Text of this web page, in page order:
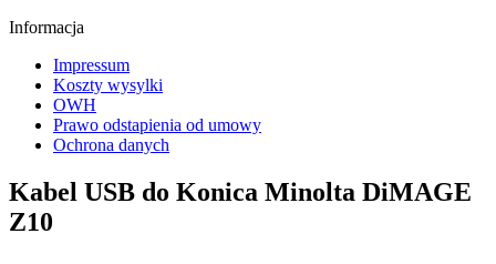
Informacja
Impressum
Koszty wysylki
OWH
Prawo odstapienia od umowy
Ochrona danych
Kabel USB do Konica Minolta DiMAGE
Z10